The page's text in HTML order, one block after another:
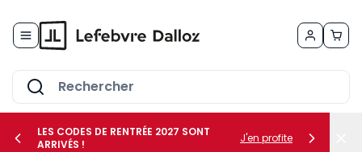
LES CODES DE RENTRÉE 2027 SONT
ARRIVÉS !
J'en profite